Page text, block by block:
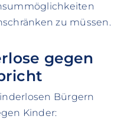
zu müssen.
gegen
Bürgern
Kinder: